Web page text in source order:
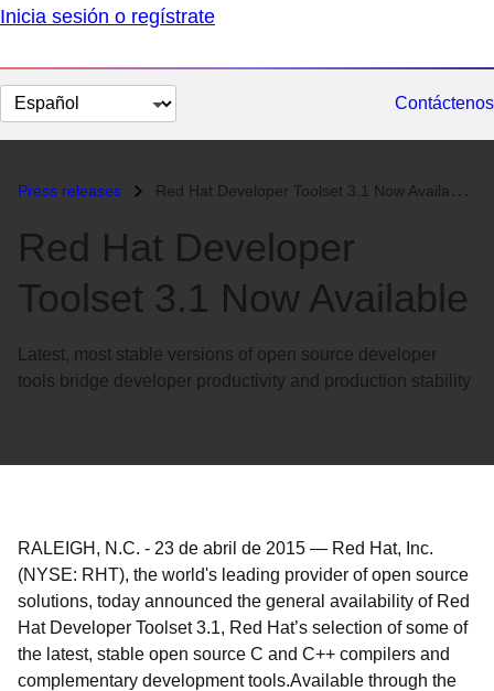
Inicia sesión o regístrate
Cambiar
el
Contáctenos
Press releases Red Hat Developer Toolset 3.1 Now Available...
Red Hat Developer
Toolset 3.1 Now Available
Latest, most stable versions of open source developer
tools bridge developer productivity and production stability
RALEIGH, N.C. - 23 de abril de 2015 — Red Hat, Inc.
(NYSE: RHT), the world's leading provider of open source
solutions, today announced the general availability of Red
Hat Developer Toolset 3.1, Red Hat’s selection of some of
the latest, stable open source C and C++ compilers and
complementary development tools.Available through the